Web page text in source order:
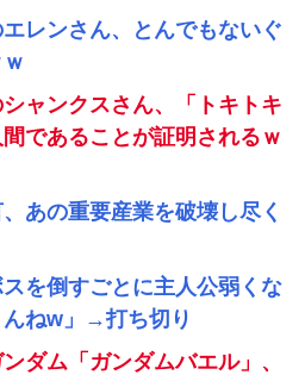
エレンさん、とんでもないぐ
シャンクスさん、「トキトキ
であることが証明されるｗ
あの重要産業を破壊し尽く
スを倒すごとに主人公弱くな
んねw」→打ち切り
ダム「ガンダムバエル」、